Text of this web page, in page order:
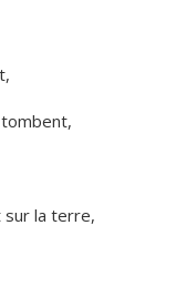
sur la terre,